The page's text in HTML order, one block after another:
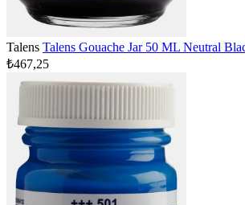
Talens Talens Gouache Jar 50 ML Neutral
₺467,25